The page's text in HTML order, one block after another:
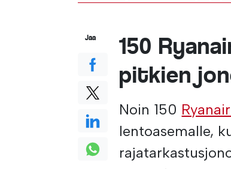
150
pitkien
Noin 150
lentoasemalle,
Jaa